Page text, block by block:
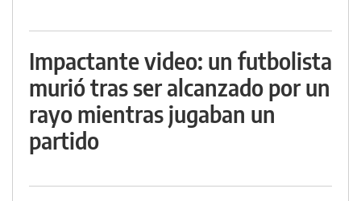
Impactante video: un futbolista
murió tras ser alcanzado por un
rayo mientras jugaban un
partido